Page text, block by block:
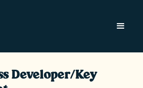
Developer/Key